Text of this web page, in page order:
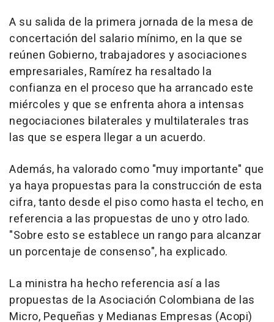
A su salida de la primera jornada de la mesa de
concertación del salario mínimo, en la que se
reúnen Gobierno, trabajadores y asociaciones
empresariales, Ramírez ha resaltado la
confianza en el proceso que ha arrancado este
miércoles y que se enfrenta ahora a intensas
negociaciones bilaterales y multilaterales tras
las que se espera llegar a un acuerdo.
Además, ha valorado como "muy importante" que
ya haya propuestas para la construcción de esta
cifra, tanto desde el piso como hasta el techo, en
referencia a las propuestas de uno y otro lado.
"Sobre esto se establece un rango para alcanzar
un porcentaje de consenso", ha explicado.
La ministra ha hecho referencia así a las
propuestas de la Asociación Colombiana de las
Micro, Pequeñas y Medianas Empresas (Acopi)